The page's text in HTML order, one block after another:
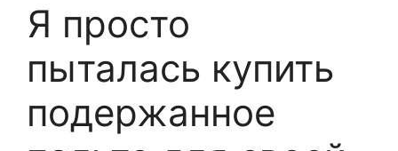
Я просто
пыталась купить
подержанное